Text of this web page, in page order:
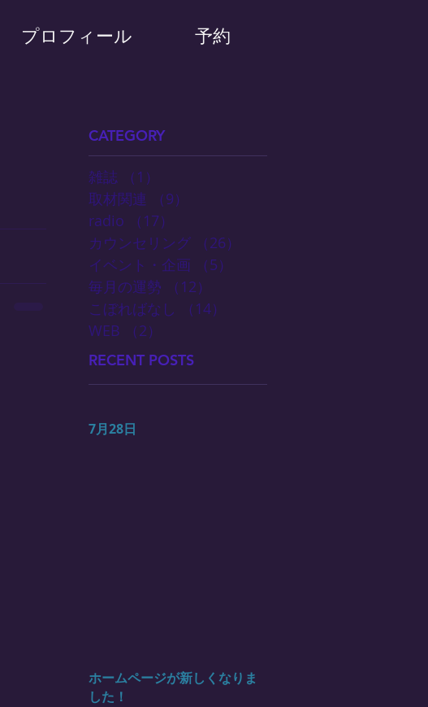
プロフィール 予約
CATEGORY
雑誌 （1）
取材関連
（9）
radio
（17）
カウンセリング
（26）
イベント・企画
（5）
毎月の運勢
（12）
こぼればなし
（14）
WEB
（2）
RECENT POSTS
7月28日
ホームページが新しくなりま
した！